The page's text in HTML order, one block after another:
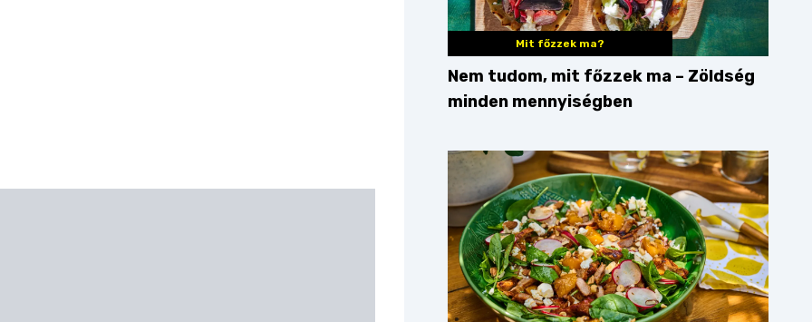
Mit főzzek ma?
Nem tudom, mit főzzek ma – Zöldség
minden mennyiségben